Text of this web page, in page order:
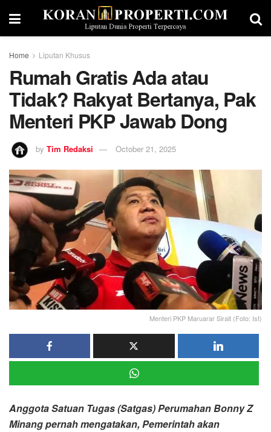
Home Liputan Khusus
Rumah Gratis Ada atau
Tidak? Rakyat Bertanya, Pak
Menteri PKP Jawab Dong
by Tim Redaksi October 21, 2025
Menteri PKP Maruarar Sirait (Foto: Ist)
Anggota Satuan Tugas (Satgas) Perumahan Bonny Z
Minang pernah mengatakan, Pemerintah akan